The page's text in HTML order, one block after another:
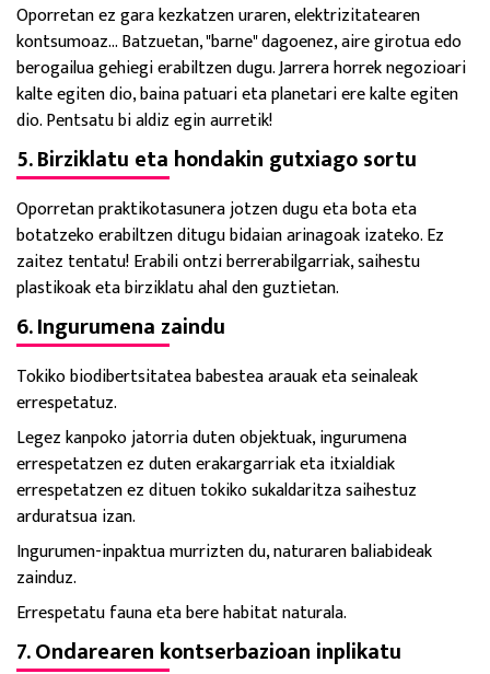
Oporretan ez gara kezkatzen uraren, elektrizitatearen
kontsumoaz... Batzuetan, "barne" dagoenez, aire girotua edo
berogailua gehiegi erabiltzen dugu. Jarrera horrek negozioari
kalte egiten dio, baina patuari eta planetari ere kalte egiten
dio. Pentsatu bi aldiz egin aurretik!
5. Birziklatu eta hondakin gutxiago sortu
Oporretan praktikotasunera jotzen dugu eta bota eta
botatzeko erabiltzen ditugu bidaian arinagoak izateko. Ez
zaitez tentatu! Erabili ontzi berrerabilgarriak, saihestu
plastikoak eta birziklatu ahal den guztietan.
6. Ingurumena zaindu
Tokiko biodibertsitatea babestea arauak eta seinaleak
errespetatuz.
Legez kanpoko jatorria duten objektuak, ingurumena
errespetatzen ez duten erakargarriak eta itxialdiak
errespetatzen ez dituen tokiko sukaldaritza saihestuz
arduratsua izan.
Ingurumen-inpaktua murrizten du, naturaren baliabideak
zainduz.
Errespetatu fauna eta bere habitat naturala.
7. Ondarearen kontserbazioan inplikatu